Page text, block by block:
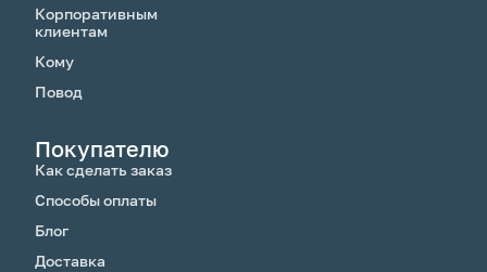
Корпоративным
клиентам
Кому
Повод
Покупателю
Как сделать заказ
Способы оплаты
Блог
Доставка